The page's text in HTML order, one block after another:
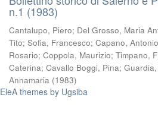
n.1 (1983)
Cantalupo, Piero; Del Grosso, Maria
Tito; Sofia, Francesco; Capano, Antonio
Rosario; Coppola, Maurizio; Timpano,
Caterina; Cavallo Boggi, Pina;
Annamaria (1983)
EleA themes by Ugsiba